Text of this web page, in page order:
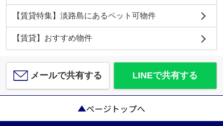
【賃貸特集】淡路島にあるペット可物件
【賃貸】おすすめ物件
メールで共有する LINEで共有する
ページトップへ